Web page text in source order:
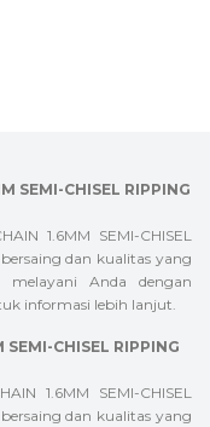
SEMI-CHISEL RIPPING
1.6MM SEMI-CHISEL
dan kualitas yang
Anda dengan
informasi lebih lanjut.
SEMI-CHISEL RIPPING
1.6MM SEMI-CHISEL
dan kualitas yang